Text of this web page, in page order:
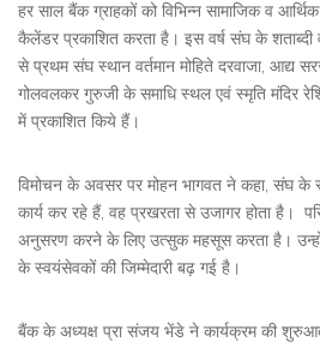
हर साल बैंक ग्राहकों को विभिन्न सामाजिक व
कैलेंडर प्रकाशित करता है। इस वर्ष संघ के
से प्रथम संघ स्थान वर्तमान मोहिते दरवाजा, आद्य
गोलवलकर गुरुजी के समाधि स्थल एवं स्मृति मंदिर
में प्रकाशित किये हैं।
विमोचन के अवसर पर मोहन भागवत ने कहा, संघ के
कार्य कर रहे हैं, वह प्रखरता से उजागर होता है।
अनुसरण करने के लिए उत्सुक महसूस करता है।
के स्वयंसेवकों की जिम्मेदारी बढ़ गई है।
बैंक के अध्यक्ष प्रा संजय भेंडे ने कार्यक्रम की